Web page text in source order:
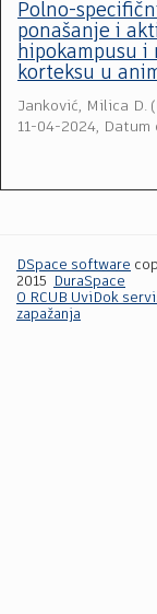
Polno-
ponašanje i
hipokampusu
korteksu u
Janković, Milica D. (
11-04-2024,
DSpace software
2015
DuraSpace
O RCUB UviDok
zapažanja